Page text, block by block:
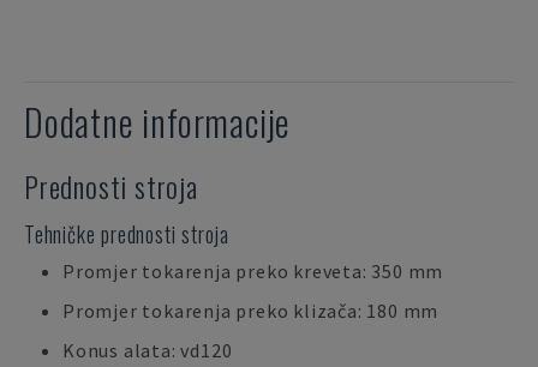
Dodatne informacije
Prednosti stroja
Tehničke prednosti stroja
Promjer tokarenja preko kreveta: 350 mm
Promjer tokarenja preko klizača: 180 mm
Konus alata: vd120